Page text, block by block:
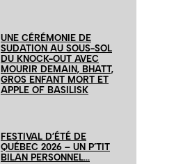
UNE CÉRÉMONIE DE
SUDATION AU SOUS-SOL
DU KNOCK-OUT AVEC
MOURIR DEMAIN, BHATT,
GROS ENFANT MORT ET
APPLE OF BASILISK
FESTIVAL D’ÉTÉ DE
QUÉBEC 2026 – UN P’TIT
BILAN PERSONNEL…